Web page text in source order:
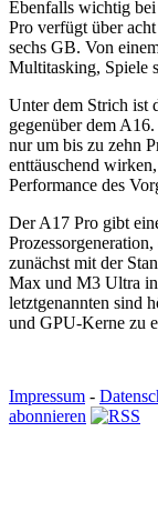
Ebenfalls wichtig
Pro verfügt über
sechs GB. Von
Multitasking, Spiele
Unter dem Strich ist
gegenüber dem
nur um bis zu zehn
enttäuschend
Performance des
Der A17 Pro gibt
zunächst mit der
Max und M3 Ultra
letztgenannten sind
und GPU-Kerne zu
Impressum -
abonnieren